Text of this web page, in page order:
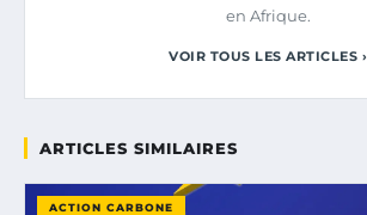
en Afrique.
VOIR TOUS LES ARTICLES ›
ARTICLES SIMILAIRES
ACTION CARBONE